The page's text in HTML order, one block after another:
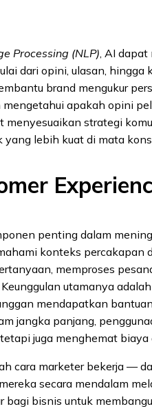
Processing (NLP) , AI
dari opini, ulasan, hingga
brand mengukur
apakah opini
menyesuaikan strategi
lebih kuat di mata
penting dalam
konteks percakapan
memproses
utamanya
mendapatkan
jangka panjang,
juga menghemat biaya
cara marketer bekerja —
secara mendalam
bagi bisnis untuk